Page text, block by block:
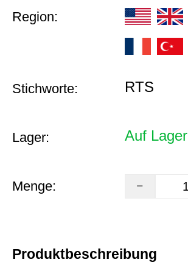
Region:
Stichworte: RTS
Lager: Auf Lager
Menge:
Produktbeschreibung